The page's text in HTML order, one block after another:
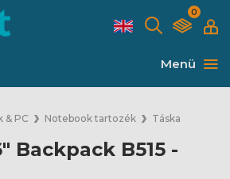
0
Menü
& PC Notebook tartozék Táska
Backpack B515 -